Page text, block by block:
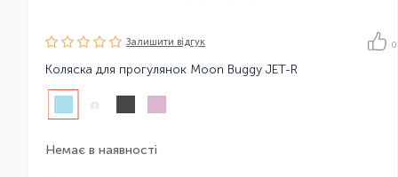
Залишити вiдгук 0
Коляска для прогулянок Moon Buggy JET-R
Немає в наявності